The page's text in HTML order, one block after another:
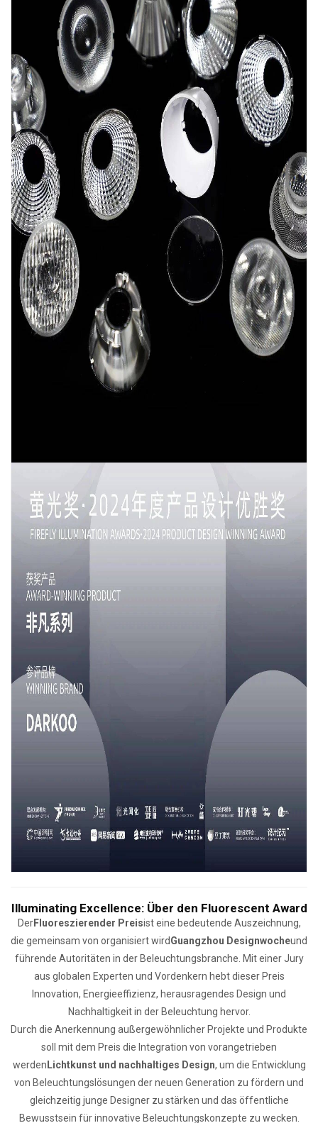
Illuminating Excellence: Über den Fluorescent Award
DerFluoreszierender Preisist eine bedeutende Auszeichnung,
die gemeinsam von organisiert wirdGuangzhou Designwocheund
führende Autoritäten in der Beleuchtungsbranche. Mit einer Jury
aus globalen Experten und Vordenkern hebt dieser Preis
Innovation, Energieeffizienz, herausragendes Design und
Nachhaltigkeit in der Beleuchtung hervor.
Durch die Anerkennung außergewöhnlicher Projekte und Produkte
soll mit dem Preis die Integration von vorangetrieben
werden Lichtkunst und nachhaltiges Design, um die Entwicklung
von Beleuchtungslösungen der neuen Generation zu fördern und
gleichzeitig junge Designer zu stärken und das öffentliche
Bewusstsein für innovative Beleuchtungskonzepte zu wecken.